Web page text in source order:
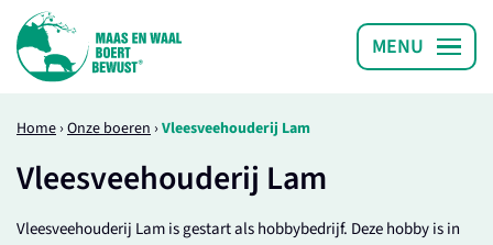
Home ›Onze boeren ›Vleesveehouderij Lam
Vleesveehouderij Lam
Vleesveehouderij Lam is gestart als hobbybedrijf. Deze hobby is in